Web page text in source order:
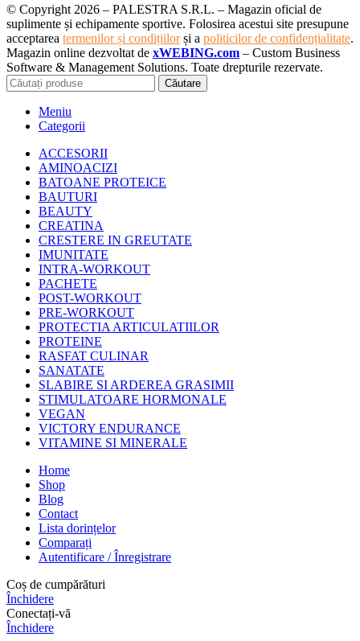
© Copyright 2026 – PALESTRA S.R.L. – Magazin oficial de
suplimente și echipamente sportive. Folosirea acestui site presupune
acceptarea termenilor și condițiilorși a politicilor de confidențialitate.
Magazin online dezvoltat de xWEBING.com – Custom Business
Software & Management Solutions. Toate drepturile rezervate.
Căutare
Meniu
Categorii
ACCESORII
AMINOACIZI
BATOANE PROTEICE
BAUTURI
BEAUTY
CREATINA
CRESTERE IN GREUTATE
IMUNITATE
INTRA-WORKOUT
PACHETE
POST-WORKOUT
PRE-WORKOUT
PROTECTIA ARTICULATIILOR
PROTEINE
RASFAT CULINAR
SANATATE
SLABIRE SI ARDEREA GRASIMII
STIMULATOARE HORMONALE
VEGAN
VICTORY ENDURANCE
VITAMINE SI MINERALE
Home
Shop
Blog
Contact
Lista dorințelor
Comparați
Autentificare / Înregistrare
Coș de cumpărături
Închidere
Conectați-vă
Închidere